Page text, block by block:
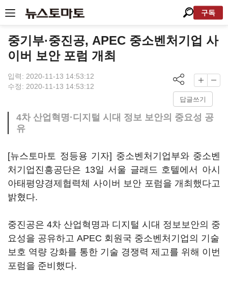
구독
중기부·중진공, APEC 중소벤처기업 사
이버 보안 포럼 개최
입력: 2020-11-13 14:53:12
수정: 2020-11-13 14:53:12
답글쓰기
4차 산업혁명·디지털 시대 정보 보안의 중요성 공
유
[뉴스토마토 정등용 기자] 중소벤처기업부와 중소벤
처기업진흥공단은 13일 서울 글래드 호텔에서 아시
아태평양경제협력체 사이버 보안 포럼을 개최했다고
밝혔다.
중진공은 4차 산업혁명과 디지털 시대 정보보안의 중
요성을 공유하고 APEC 회원국 중소벤처기업의 기술
보호 역량 강화를 통한 기술 경쟁력 제고를 위해 이번
포럼을 준비했다.